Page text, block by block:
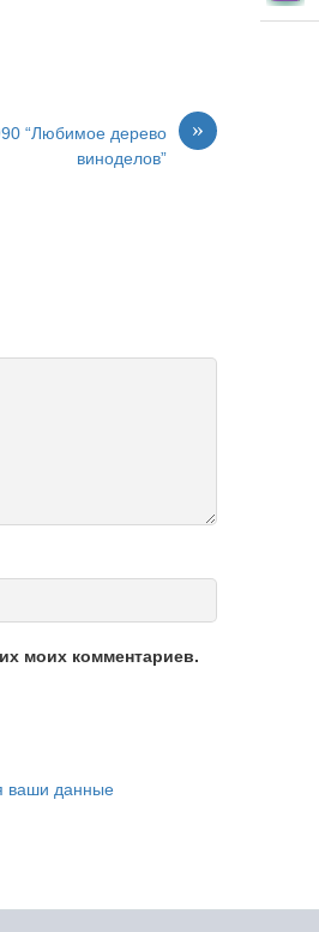
»
“Любимое дерево
виноделов”
моих комментариев.
ваши данные